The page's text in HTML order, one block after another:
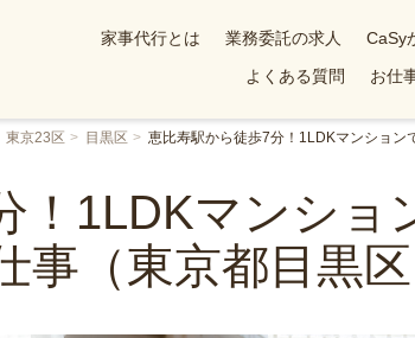
家事代行とは 業務委託の求人 CaSy
よくある質問
お仕
東京23区 目黒区 恵比寿駅から徒歩7分！1LDKマンション
！1LDKマンショ
事（東京都目黒区